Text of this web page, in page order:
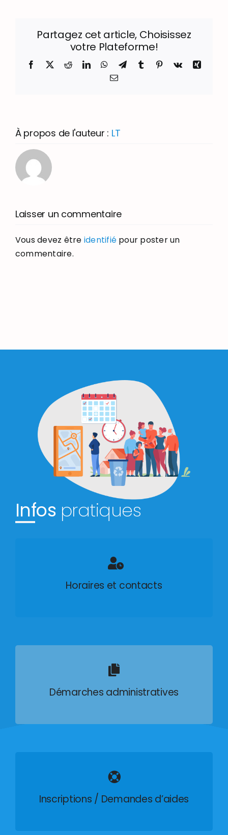
Partagez cet article, Choisissez
votre Plateforme!
Facebook
X RedditLinkedInWhatsApp
TelegramTumblr Pinterest
Vk
Xing
Email
À propos de l'auteur : LT
Laisser un commentaire
Vous devez être identifié pour poster un
commentaire.
Infos pratiques
Horaires et contacts
Démarches administratives
Inscriptions / Demandes d’aides